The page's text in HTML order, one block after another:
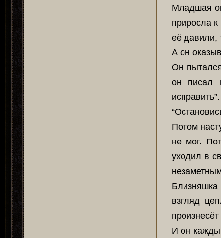
Младшая
приросла
её давили,
А он
Он
он писал
Потом
не мог.
уходил в
взгляд
И он